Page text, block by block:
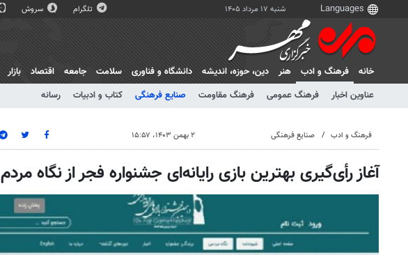
شنبه ۱۷ مرداد ۱۴۰۵ تلگرام سروش
خانه
فرهنگ و ادب
عناوین اخبار
فرهنگ عمومی فرهنگ مقاومت صنایع فرهنگی کتاب و ادبیات رسانه
هنر دين، حوزه، انديشه دانشگاه و فناوری سلامت جامعه اقتصاد بازار
فرهنگ و ادب صنایع فرهنگی ۲ بهمن ۱۴۰۳، ۱۵:۵۷
آغاز رأی‌گیری بهترین بازی رایانه‌ای جشنواره فجر از نگاه مردم